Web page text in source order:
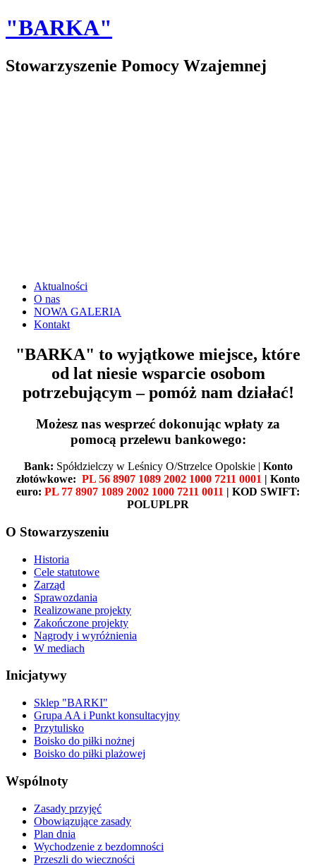
"BARKA"
Stowarzyszenie Pomocy Wzajemnej
Aktualności
O nas
NOWA GALERIA
Kontakt
"BARKA" to wyjątkowe miejsce, które
od lat niesie wsparcie osobom
potrzebującym – pomóż nam działać!
Możesz nas wesprzeć dokonując wpłaty za
pomocą przelewu bankowego:
Bank: Spółdzielczy w Leśnicy O/Strzelce Opolskie | Konto
złotówkowe: PL 56 8907 1089 2002 1000 7211 0001 | Konto
euro: PL 77 8907 1089 2002 1000 7211 0011 | KOD SWIFT:
POLUPLPR
O Stowarzyszeniu
Historia
Cele statutowe
Zarząd
Sprawozdania
Realizowane projekty
Zakończone projekty
Nagrody i wyróżnienia
W mediach
Inicjatywy
Sklep "BARKI"
Grupa AA i Punkt konsultacyjny
Przytulisko
Boisko do piłki nożnej
Boisko do piłki plażowej
Wspólnoty
Zasady przyjęć
Obowiązujące zasady
Plan dnia
Wychodzenie z bezdomności
Przeszli do wieczności